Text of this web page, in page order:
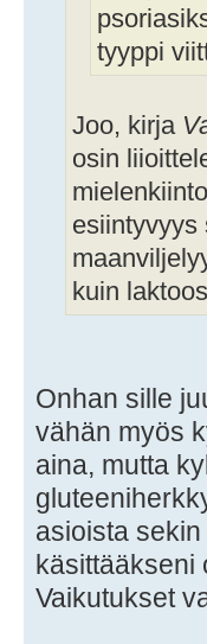
tyyppi
Joo, kirja
osin
esiintyvyys
kuin
Onhan sille
vähän myös
aina, mutta
asioista
käsittääkseni
Vaikutukset